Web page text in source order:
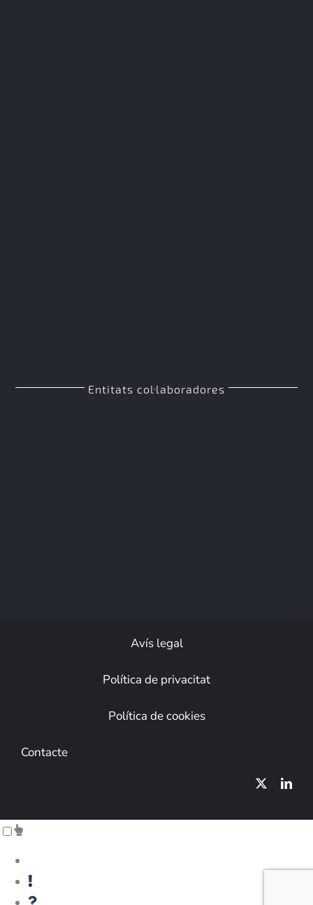
Entitats col·laboradores
Avís legal
Política de privacitat
Política de cookies
Contacte